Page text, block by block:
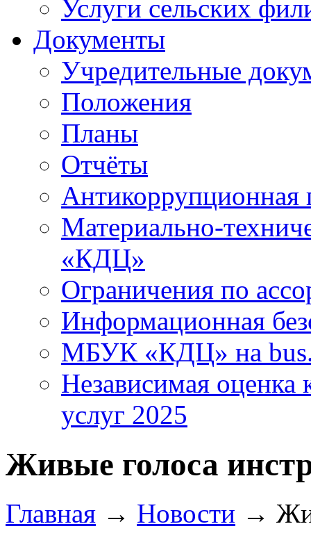
Услуги сельских
Документы
Учредительные
Положения
Планы
Отчёты
Антикоррупционная
Материально-
«КДЦ»
Ограничения по
Информационная
МБУК «КДЦ» на
Независимая оценка
услуг 2025
Живые голоса
Главная → Новости →